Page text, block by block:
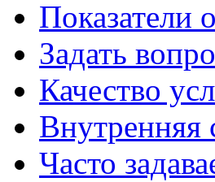
Показатели
Задать
Качество
Внутренняя
Часто